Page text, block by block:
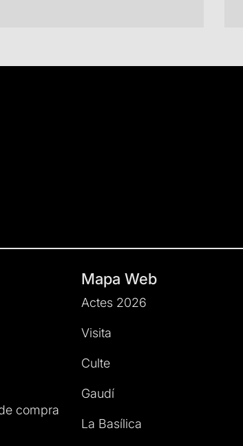
compra
Mapa Web
Actes 2026
Visita
Culte
Gaudí
La Basílica